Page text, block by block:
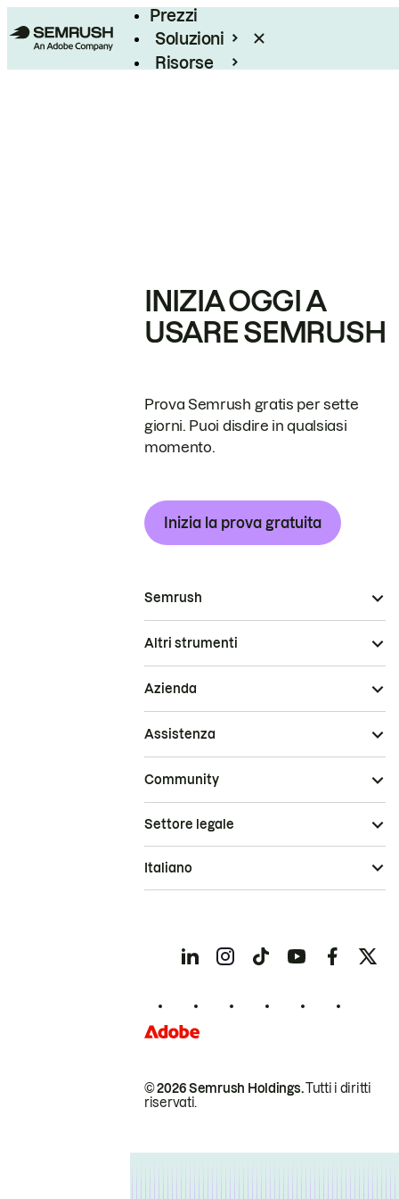
Prezzi
Soluzioni
Risorse
INIZIA OGGI A
USARE SEMRUSH
Prova Semrush gratis per sette
giorni. Puoi disdire in qualsiasi
momento.
Inizia la prova gratuita
Semrush
Altri strumenti
Azienda
Assistenza
Community
© 2026 Semrush Holdings.Tutti i diritti
riservati.
Settore legale
Italiano